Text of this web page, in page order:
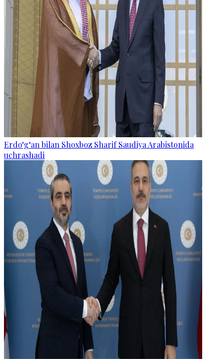
Erdo‘g‘an bilan Shoxboz Sharif Saudiya Arabistonida
uchrashadi